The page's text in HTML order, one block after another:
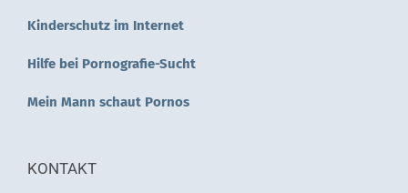
Kinderschutz im Internet
Hilfe bei Pornografie-Sucht
Mein Mann schaut Pornos
KONTAKT